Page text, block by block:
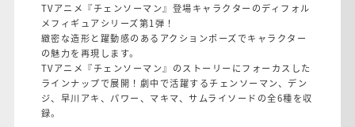
TVアニメ『チェンソーマン』登場キャラクターのディフォル
メフィギュアシリーズ第1弾！
緻密な造形と躍動感のあるアクションポーズでキャラクター
の魅力を再現します。
TVアニメ『チェンソーマン』のストーリーにフォーカスした
ラインナップで展開！劇中で活躍するチェンソーマン、デン
ジ、早川アキ、パワー、マキマ、サムライソードの全6種を収
録。